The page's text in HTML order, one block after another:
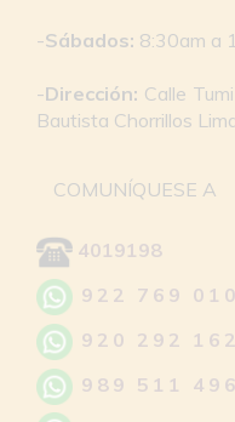
-Sábados: 8:30am a
-Dirección: Calle
Bautista Chorrillos
COMUNÍQUESE A
4019198
922 769 010
920 292 162
989 511 496